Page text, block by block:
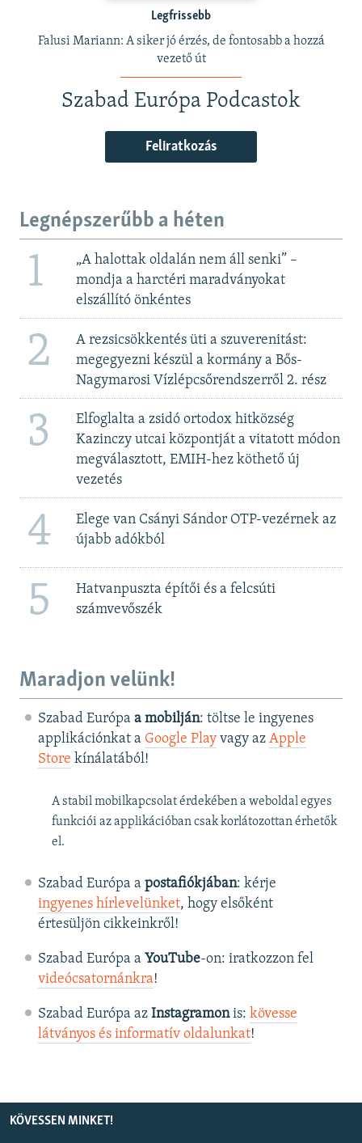
Legfrissebb
Falusi Mariann: A siker jó érzés, de fontosabb a hozzá
vezető út
Szabad Európa Podcastok
Feliratkozás
Legnépszerűbb a héten
1
„A halottak oldalán nem áll senki” –
mondja a harctéri maradványokat
elszállító önkéntes
2
A rezsicsökkentés üti a szuverenitást:
megegyezni készül a kormány a Bős-
Nagymarosi Vízlépcsőrendszerről 2. rész
3
Elfoglalta a zsidó ortodox hitközség
Kazinczy utcai központját a vitatott módon
megválasztott, EMIH-hez köthető új
vezetés
4
Elege van Csányi Sándor OTP-vezérnek az
újabb adókból
5
Hatvanpuszta építői és a felcsúti
számvevőszék
Maradjon velünk!
Szabad Európa a mobilján: töltse le ingyenes
applikációnkat a Google Playvagy az Apple
Store kínálatából!
A stabil mobilkapcsolat érdekében a weboldal egyes
funkciói az applikációban csak korlátozottan érhetők
el.
Szabad Európa a postafiókjában: kérje
ingyenes hírlevelünket, hogy elsőként
értesüljön cikkeinkről!
Szabad Európa a YouTube-on: iratkozzon fel
videócsatornánkra!
Szabad Európa az Instagramonis: kövesse
látványos és informatív oldalunkat! ​
KÖVESSEN MINKET!